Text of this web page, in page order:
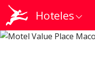
Hoteles